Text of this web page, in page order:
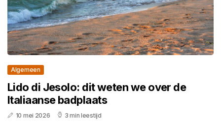
Algemeen
Lido di Jesolo: dit weten we over de
Italiaanse badplaats
10 mei 2026 3 min leestijd